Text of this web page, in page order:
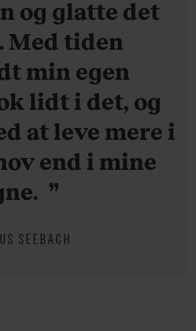
og glatte det
Med tiden
min egen
lidt i det, og
at leve mere i
end i mine
SEEBACH